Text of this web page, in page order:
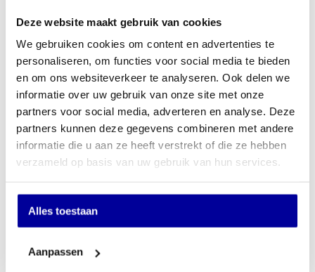
Deze website maakt gebruik van cookies
We gebruiken cookies om content en advertenties te
personaliseren, om functies voor social media te bieden
en om ons websiteverkeer te analyseren. Ook delen we
informatie over uw gebruik van onze site met onze
partners voor social media, adverteren en analyse. Deze
partners kunnen deze gegevens combineren met andere
informatie die u aan ze heeft verstrekt of die ze hebben
verzameld op basis van uw gebruik van hun services.
Alles toestaan
Aanpassen
Offerte aanvragen
Op verlanglijstje
Schrijf u in voor onze nieuwsbrief
Wilt u up-to-date blijven van de nieuwste artikelen? En wilt u als
eerste onze acties en aanbiedingen in uw mailbox ontvangen? Schrijf
E-mailadres